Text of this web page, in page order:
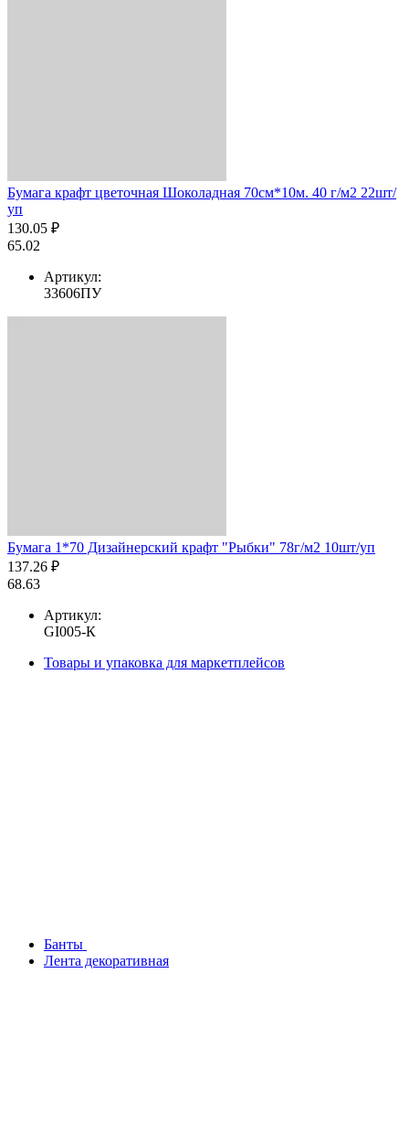
Бумага крафт цветочная Шоколадная 70см*10м. 40 г/м2 22шт/
уп
130.05 ₽
65.02
Артикул:
33606ПУ
Бумага 1*70 Дизайнерский крафт "Рыбки" 78г/м2 10шт/уп
137.26 ₽
68.63
Артикул:
GI005-К
Товары и упаковка для маркетплейсов
Банты
Лента декоративная